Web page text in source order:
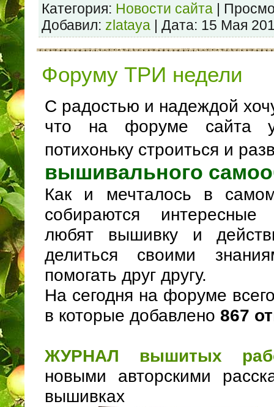
Категория: Новости сайта |
Добавил: zlataya | Дата: 15 Мая
Форуму ТРИ недели
С радостью и надеждой
что на форуме сайта
потихоньку строиться и
вышивального
Как и мечталось в
собираются
любят вышивку и
делиться своими
помогать друг другу.
На сегодня на форуме
в которые добавлено 867
ЖУРНАЛ вышитых
новыми авторскими
вышивках